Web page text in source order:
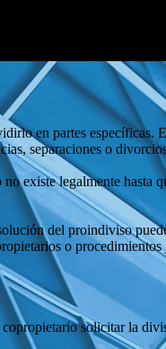
en partes específicas.
separaciones o
existe legalmente hasta
del proindiviso
o procedimientos
solicitar la